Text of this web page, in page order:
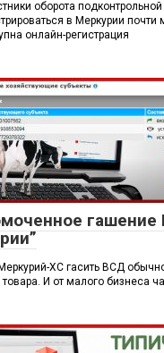
оборота
в Меркурии почти
онлайн-регистрация
ХС гасить ВСД
товара. И от малого бизнеса